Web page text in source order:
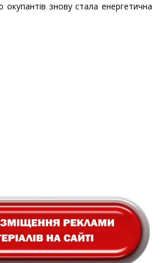
окупантів знову стала енергетична